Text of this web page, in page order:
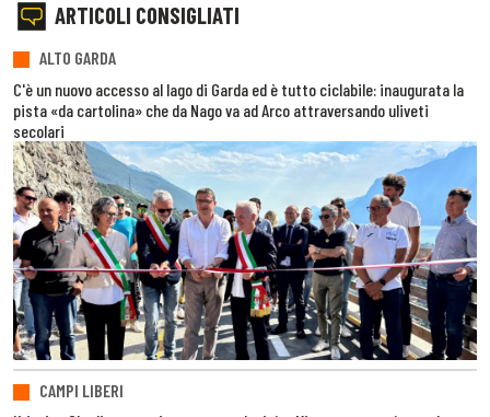
ARTICOLI CONSIGLIATI
ALTO GARDA
C'è un nuovo accesso al lago di Garda ed è tutto ciclabile: inaugurata la
pista «da cartolina» che da Nago va ad Arco attraversando uliveti
secolari
CAMPI LIBERI